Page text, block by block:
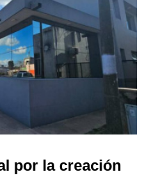
por la creación